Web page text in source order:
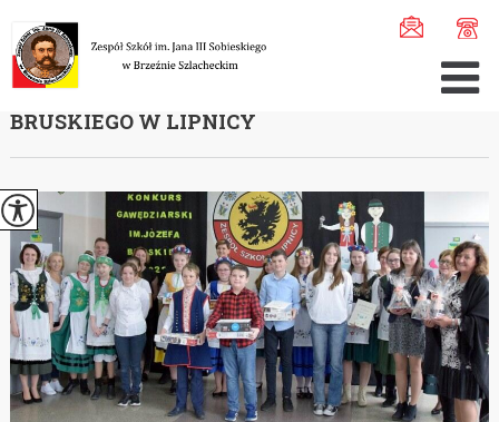
V Konkurs Gawędziars ...
V KONKURS GAWĘDZIARSKI IM. JÓZEFA
BRUSKIEGO W LIPNICY